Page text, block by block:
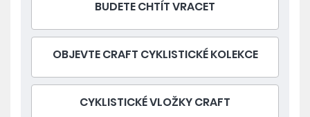
BUDETE CHTÍT VRACET
OBJEVTE CRAFT CYKLISTICKÉ KOLEKCE
CYKLISTICKÉ VLOŽKY CRAFT